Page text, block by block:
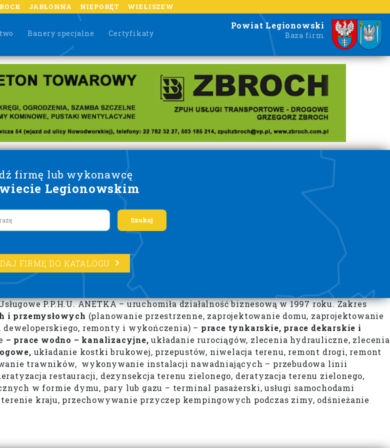
JABŁONNA NIEPORĘT WIELISZEW
Banery specjalne Certyfikaty
Powiat Legionowski
Baza firm
firmę lub wykonawcę
Legionowskim
FIRMĘ DO KATALOGU
P.P.H.U. ANETKA – uruchomiła działalność biznesową w 1997 roku. Zakres
i przemysłowych (planowanie przestrzenne, zaprojektowanie domu, zaprojektowanie
deweloperskiego, remonty i wykończenia) – prace tynkarskie, prace dekarskie i
– prace wodno – kanalizacyjne,układanie rurociągów, zlecenia hydrauliczne, zlecenia
układanie kostki brukowej, przepustów, niwelacja terenu, remont drogi, remont
trawników, wykonywanie instalacji nawadniających – przebudowa linii
restauracji, dezynsekcja terenu zielonego, deratyzacja terenu zielonego,
w formie dymu, pary lub gazu – terminal pasażerski, usługi samochodami
kraju, przechowywanie przyczep kempingowych podczas zimy, odśnieżanie